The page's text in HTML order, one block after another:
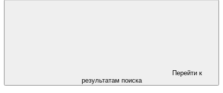
Перейти к
результатам поиска